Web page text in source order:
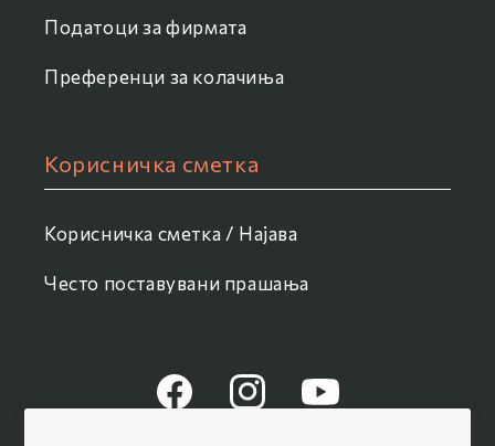
Податоци за фирмата
Преференци за колачиња
Корисничка сметка
Корисничка сметка / Најава
Често поставувани прашања
FacebookInstagramYouTube